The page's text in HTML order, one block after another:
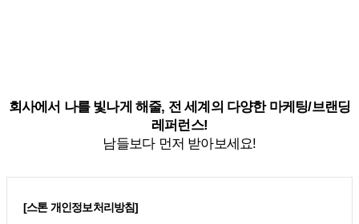
회사에서 나를 빛나게 해줄, 전 세계의 다양한 마케팅/브랜딩
레퍼런스!
남들보다 먼저 받아보세요!
[스톤 개인정보처리방침]